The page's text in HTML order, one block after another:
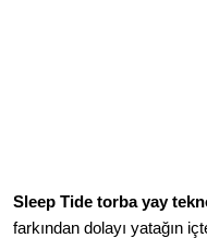
Sleep Tide torba yay
farkından dolayı yatağın